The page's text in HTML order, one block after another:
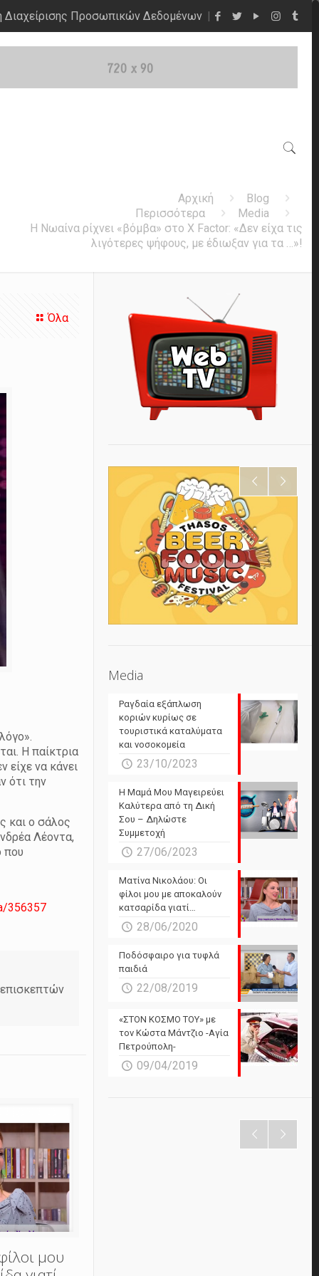
Διαχείρισης Προσωπικών Δεδομένων
Αρχική
Blog
Περισσότερα
Media
Η Νωαίνα ρίχνει «βόμβα» στο X Factor: «Δεν είχα τις
λιγότερες ψήφους, με έδιωξαν για τα …»!
Όλα
Η παίκτρια
είχε να κάνει
ότι την
και ο σάλος
Λέοντα,
που
356357
μου
Media
Ραγδαία εξάπλωση
κοριών κυρίως σε
τουριστικά καταλύματα
και νοσοκομεία
23/10/2023
Η Μαμά Μου Μαγειρεύει
Καλύτερα από τη Δική
Σου – Δηλώστε
Συμμετοχή
27/06/2023
Ματίνα Νικολάου: Οι
φίλοι μου με αποκαλούν
κατσαρίδα γιατί…
28/06/2020
Ποδόσφαιρο για τυφλά
παιδιά
22/08/2019
«ΣΤΟΝ ΚΟΣΜΟ ΤΟΥ» με
τον Κώστα Μάντζιο -Αγία
Πετρούπολη-
09/04/2019